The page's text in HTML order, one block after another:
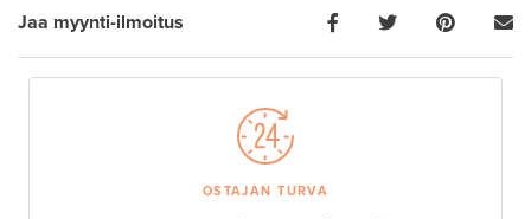
Jaa myynti-ilmoitus
OSTAJAN TURVA